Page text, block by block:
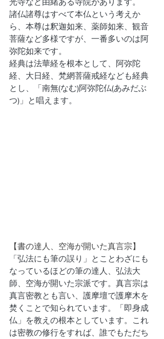
光寺など由緒ある寺院があります。
諸仏諸尊はすべて本仏という考えか
ら、本尊は釈迦如来、薬師如来、観音
菩薩など多様ですが、一番多いのは阿
弥陀如来です。
経典は法華経を根本として、阿弥陀
経、大日経、梵網菩薩戒経なども経典
とし、「南無(なむ)阿弥陀仏(あみだぶ
つ)」と唱えます。
【書の達人、空海が開いた真言宗】
「弘法にも筆の誤り」とことわざにも
なっているほどの筆の達人、弘法大
師、空海が開いた宗派です。真言宗は
真言密教とも言い、護摩壇で護摩木を
焚くことで知られています。「即身成
仏」を教えの根本としています。これ
は密教の修行をすれば、誰でもただち